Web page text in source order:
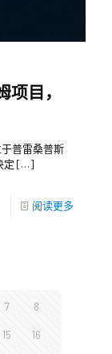
目，
普雷桑普斯
定 […]
阅读更多
7 8
15 16